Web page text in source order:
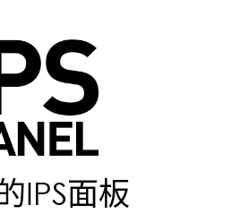
IPS面板